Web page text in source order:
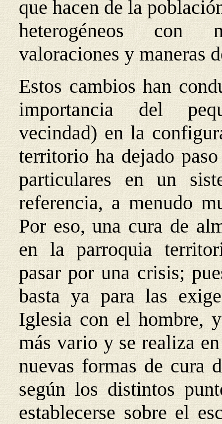
que hacen de la
heterogéneos con
valoraciones y maneras
Estos cambios han
importancia del
vecindad) en la
territorio ha dejado
particulares en un
referencia, a menudo
Por eso, una cura de
en la parroquia
pasar por una crisis;
basta ya para las
Iglesia con el hombre,
más vario y se realiza
nuevas formas de cura
según los distintos
establecerse sobre el